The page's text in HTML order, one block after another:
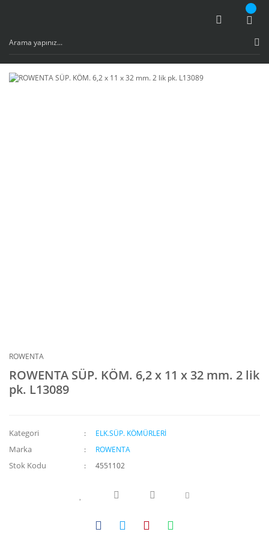
ROWENTA
ROWENTA SÜP. KÖM. 6,2 x 11 x 32 mm. 2 lik
pk. L13089
Kategori ELK.SÜP. KÖMÜRLERİ
Marka ROWENTA
Stok Kodu 4551102